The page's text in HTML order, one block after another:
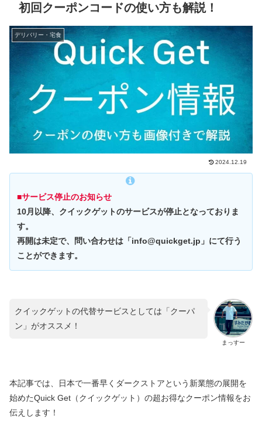
初回クーポンコードの使い方も解説！
デリバリー・宅食
2024.12.19
■サービス停止のお知らせ
10月以降、クイックゲットのサービスが停止となっておりま
す。
再開は未定で、問い合わせは「info@quickget.jp」にて行う
ことができます。
まっすー
クイックゲットの代替サービスとしては「クーパ
ン」がオススメ！
本記事では、日本で一番早くダークストアという新業態の展開を
始めたQuick Get（クイックゲット）の超お得なクーポン情報をお
伝えします！